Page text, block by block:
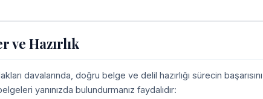
ve Hazırlık
davalarında, doğru belge ve delil hazırlığı sürecin
yanınızda bulundurmanız faydalıdır: